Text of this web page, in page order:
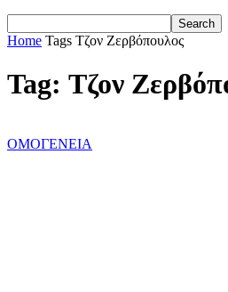
Home Tags Τζον Ζερβόπουλος
Tag: Τζον
ΟΜΟΓΕΝΕΙΑ